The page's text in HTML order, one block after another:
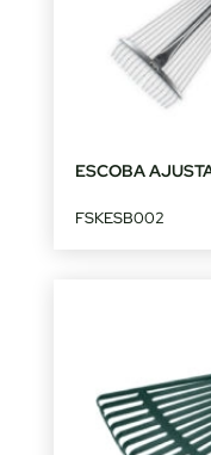
ESCOBA
FSKESB002